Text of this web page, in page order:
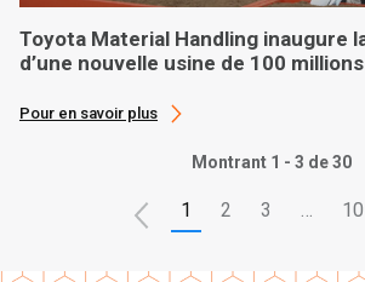
Toyota Material Handling inaugure
d’une nouvelle usine de 100
Pour en savoir plus
Montrant 1 - 3 de 30
1 2 3 … 10